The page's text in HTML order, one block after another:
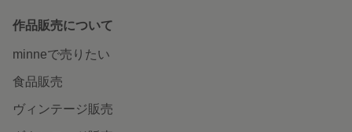
作品販売について
minneで売りたい
食品販売
ヴィンテージ販売